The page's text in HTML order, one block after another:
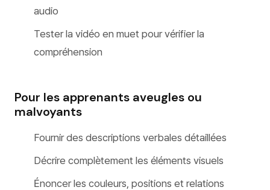
audio
Tester la vidéo en muet pour vérifier la
compréhension
Pour les apprenants aveugles ou
malvoyants
Fournir des descriptions verbales détaillées
Décrire complètement les éléments visuels
Énoncer les couleurs, positions et relations